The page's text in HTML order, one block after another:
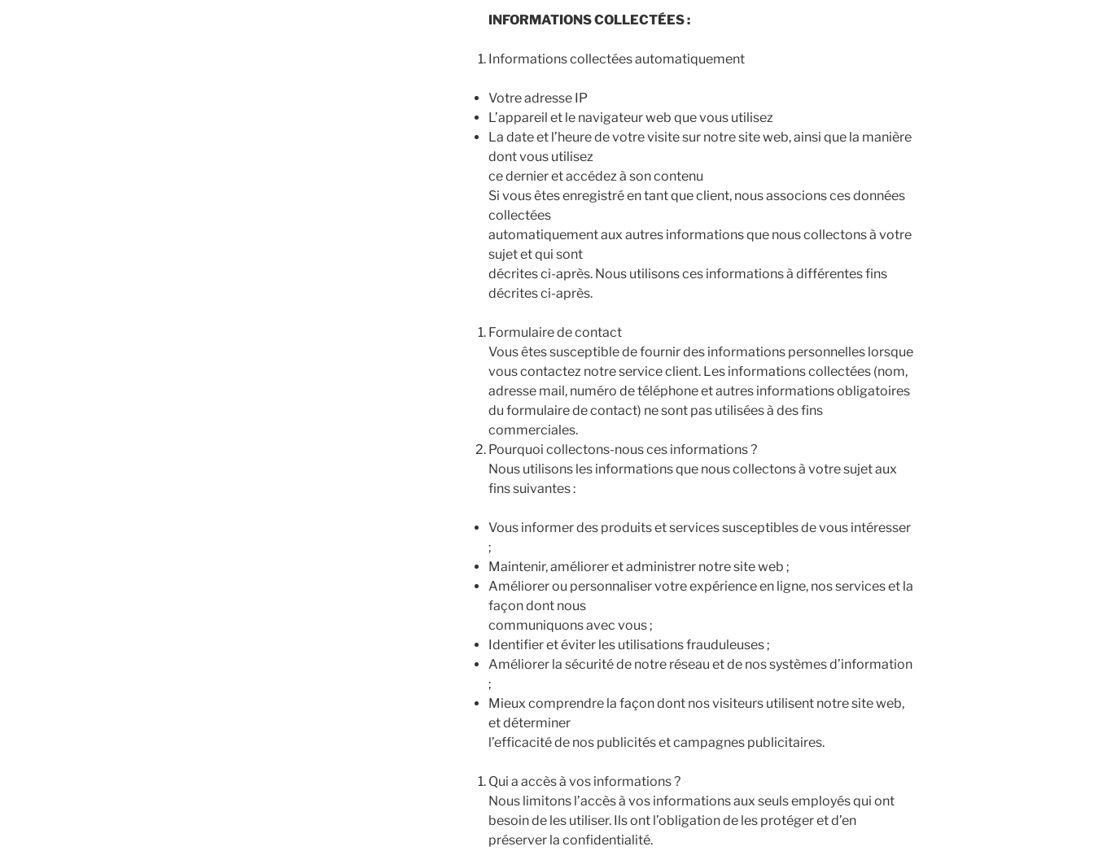
INFORMATIONS COLLECTÉES :
Informations collectées automatiquement
Votre adresse IP
L’appareil et le navigateur web que vous utilisez
La date et l’heure de votre visite sur notre site web, ainsi que la manière
dont vous utilisez
ce dernier et accédez à son contenu
Si vous êtes enregistré en tant que client, nous associons ces données
collectées
automatiquement aux autres informations que nous collectons à votre
sujet et qui sont
décrites ci-après. Nous utilisons ces informations à différentes fins
décrites ci-après.
Formulaire de contact
Vous êtes susceptible de fournir des informations personnelles lorsque
vous contactez notre service client. Les informations collectées (nom,
adresse mail, numéro de téléphone et autres informations obligatoires
du formulaire de contact) ne sont pas utilisées à des fins
commerciales.
Pourquoi collectons-nous ces informations ?
Nous utilisons les informations que nous collectons à votre sujet aux
fins suivantes :
Vous informer des produits et services susceptibles de vous intéresser
;
Maintenir, améliorer et administrer notre site web ;
Améliorer ou personnaliser votre expérience en ligne, nos services et la
façon dont nous
communiquons avec vous ;
Identifier et éviter les utilisations frauduleuses ;
Améliorer la sécurité de notre réseau et de nos systèmes d’information
;
Mieux comprendre la façon dont nos visiteurs utilisent notre site web,
et déterminer
l’efficacité de nos publicités et campagnes publicitaires.
Qui a accès à vos informations ?
Nous limitons l’accès à vos informations aux seuls employés qui ont
besoin de les utiliser. Ils ont l’obligation de les protéger et d’en
préserver la confidentialité.